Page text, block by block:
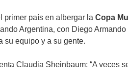
primer país en albergar la Copa
Argentina, con Diego
su equipo y a su gente.
Claudia Sheinbaum: “A veces